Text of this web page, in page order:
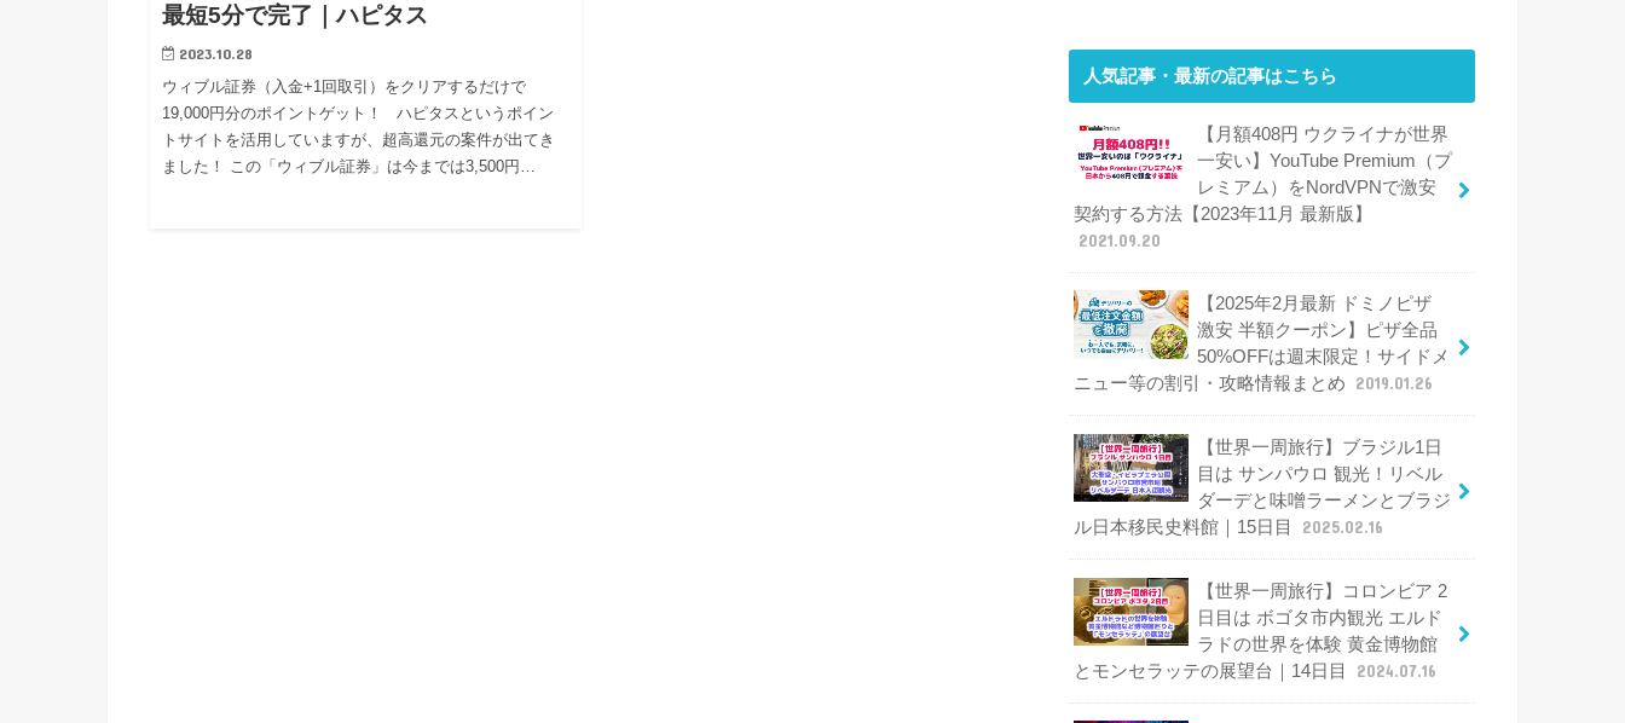
最短5分で完了｜ハピタス
2023.10.28
ウィブル証券（入金+1回取引）をクリアするだけで
19,000円分のポイントゲット！ ハピタスというポイン
トサイトを活用していますが、超高還元の案件が出てき
ました！ この「ウィブル証券」は今までは3,500円…
人気記事・最新の記事はこちら
【月額408円 ウクライナが世界
一安い】YouTube Premium（プ
レミアム）をNordVPNで激安
契約する方法【2023年11月 最新版】
2021.09.20
【2025年2月最新 ドミノピザ
激安 半額クーポン】ピザ全品
50%OFFは週末限定！サイドメ
ニュー等の割引・攻略情報まとめ
2019.01.26
【世界一周旅行】ブラジル1日
目は サンパウロ 観光！リベル
ダーデと味噌ラーメンとブラジ
ル日本移民史料館｜15日目
2025.02.16
【世界一周旅行】コロンビア 2
日目は ボゴタ市内観光 エルド
ラドの世界を体験 黄金博物館
とモンセラッテの展望台｜14日目
2024.07.16